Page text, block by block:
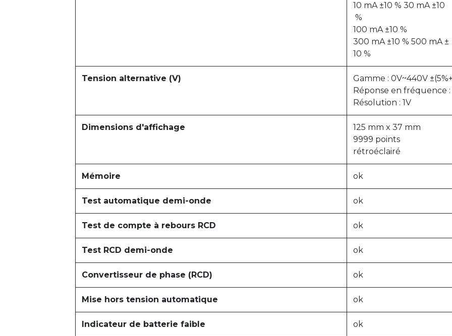
10 mA ±10 % 30 mA ±10
%
100 mA ±10 %
300 mA ±10 % 500 mA ±
10 %
Tension alternative (V)
Gamme : 0V~440V
Réponse en fréquence :
Résolution : 1V
Dimensions d'affichage
125 mm x 37 mm
9999 points
rétroéclairé
Mémoire ok
Test automatique demi-onde ok
Test de compte à rebours RCD ok
Test RCD demi-onde ok
Convertisseur de phase (RCD) ok
Mise hors tension automatique ok
Indicateur de batterie faible ok